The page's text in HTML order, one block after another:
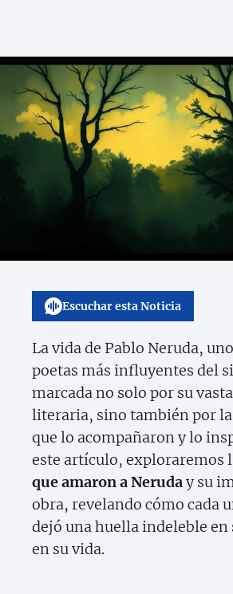
Escuchar esta Noticia
La vida de Pablo Neruda,
poetas más influyentes del
marcada no solo por su
literaria, sino también por
que lo acompañaron y lo
este artículo, exploraremos
que amaron a Neruday su
obra, revelando cómo cada
dejó una huella indeleble en
en su vida.